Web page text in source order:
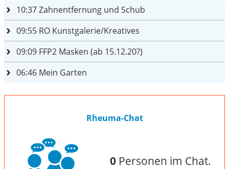
10:37Zahnentfernung und Schub
09:55 RO Kunstgalerie/Kreatives
09:09 FFP2 Masken (ab 15.12.20?)
06:46 Mein Garten
Rheuma-Chat
0Personen im Chat.